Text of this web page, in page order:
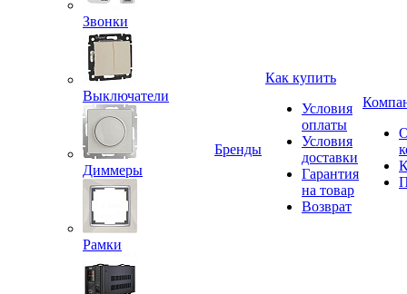
Звонки
Выключатели
Диммеры
Рамки
Бренды
Как купить
Условия
оплаты
Условия
доставки
Гарантия
на товар
Возврат